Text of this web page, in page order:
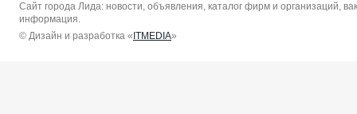
Сайт города Лида: новости, объявления, каталог фирм и организаций,
информация.
© Дизайн и разработка « ITMEDIA»